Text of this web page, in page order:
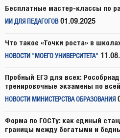
Бесплатные мастер-классы по
ИИ ДЛЯ ПЕДАГОГОВ 01.09.2025
Что такое «Точки роста» в
НОВОСТИ "МОЕГО УНИВЕРСИТЕТА"
Пробный ЕГЭ для всех:
тренировочные экзамены по
НОВОСТИ МИНИСТЕРСТВА ОБРАЗОВАНИЯ
Форма по ГОСТу: как единый
границы между богатыми и